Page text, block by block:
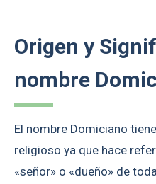
Origen y
nombre
El nombre Domiciano
religioso ya que hace
«señor» o «dueño» de